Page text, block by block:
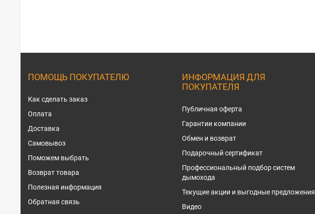
ПОМОЩЬ ПОКУПАТЕЛЮ
Как сделать заказ
Оплата
Доставка
Самовывоз
Поможем выбрать
Возврат товара
Полезная информация
Обратная связь
ИНФОРМАЦИЯ ДЛЯ
ПОКУПАТЕЛЯ
Публичная оферта
Гарантии компании
Обмен и возврат
Подарочный сертификат
Профессиональный подбор систем
дымохода
Текущие акции и выгодные предложения
Видео